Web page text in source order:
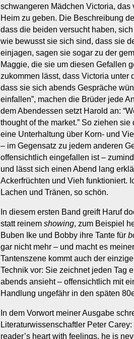
schwangeren Mädchen Victoria,
Heim zu geben. Die Beschreibung
dass die beiden versucht haben,
wie bewusst sie sich sind, dass sie
einjagen, sagen sie sogar zu der
Maggie, die sie um diesen Gefallen
zukommen lässt, dass Victoria unter
dass sie sich abends Gespräche
einfallen”, machen die Brüder jede
dem Abendessen setzt Harold an:
thought of the market.” So ziehen
eine Unterhaltung über Korn- und
– im Gegensatz zu jedem anderen
offensichtlich eingefallen ist –
und lässt sich einen Abend lang
Ackerfrüchten und Vieh funktioniert.
Lachen und Tränen, so schön.
In diesem ersten Band greift Haruf
statt reinem showing, zum Beispiel
Buben Ike und Bobby ihre Tante für
gar nicht mehr – und macht es
Tantenszene kommt auch der
Technik vor: Sie zeichnet jeden Tag
abends ansieht – offensichtlich mit
Handlung ungefähr in den späten
In dem Vorwort meiner Ausgabe
Literaturwissenschaftler Peter
reader’s heart with feelings, he is